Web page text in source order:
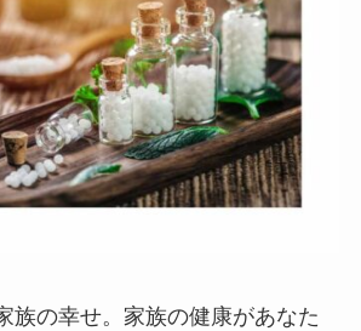
族の幸せ。家族の健康があなた